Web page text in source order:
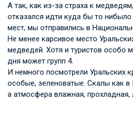
А так, как из-за страха к
отказался идти куда бы то
мест, мы отправились в
Не менее карсивое место
медведей. Хотя и туристов особо
дня может групп 4.
И немного посмотрели Уральских
особые, зеленоватые. Скалы как в
а атмосфера влажная, прохладная,